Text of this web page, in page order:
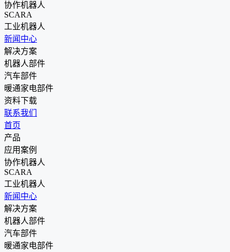
协作机器人
SCARA
工业机器人
新闻中心
解决方案
机器人部件
汽车部件
暖通家电部件
资料下载
联系我们
首页
产品
应用案例
协作机器人
SCARA
工业机器人
新闻中心
解决方案
机器人部件
汽车部件
暖通家电部件